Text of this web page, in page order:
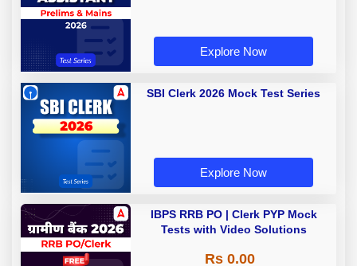
Explore Now
SBI Clerk 2026 Mock Test Series
Explore Now
IBPS RRB PO | Clerk PYP Mock
Tests with Video Solutions
Rs 0.00